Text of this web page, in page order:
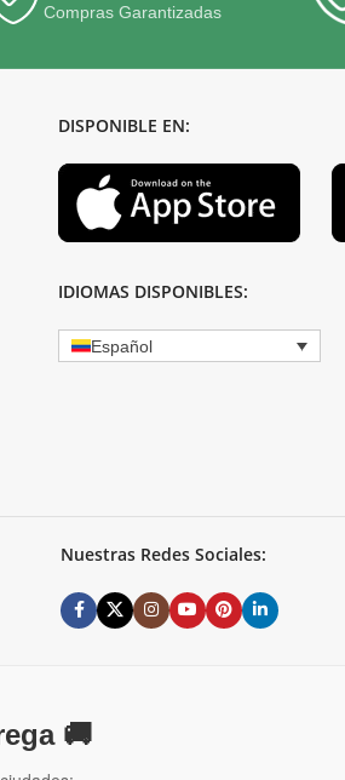
Compras Garantizadas
DISPONIBLE EN:
IDIOMAS DISPONIBLES:
Español
Nuestras Redes Sociales:
🚚